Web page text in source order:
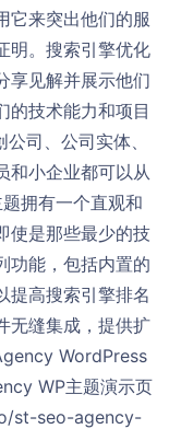
它来突出他们的服
明。搜索引擎优化
享见解并展示他们
的技术能力和项目
司、公司实体、
和小企业都可以从
拥有一个直观和
使是那些最少的技
功能，包括内置的
提高搜索引擎排名
无缝集成，提供扩
WordPress
WP主题演示页
st-seo-agency-